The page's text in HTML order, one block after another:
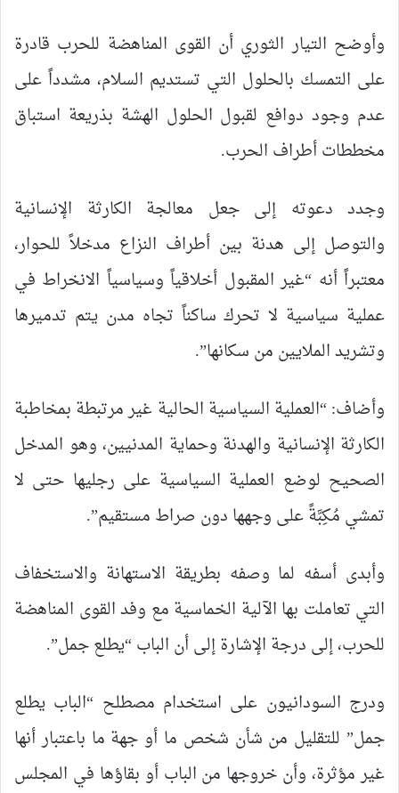
وأوضح التيار الثوري أن القوى المناهضة للحرب قادرة
على التمسك بالحلول التي تستديم السلام، مشدداً على
عدم وجود دوافع لقبول الحلول الهشة بذريعة استباق
مخططات أطراف الحرب.
وجدد دعوته إلى جعل معالجة الكارثة الإنسانية
والتوصل إلى هدنة بين أطراف النزاع مدخلاً للحوار،
معتبراً أنه “غير المقبول أخلاقياً وسياسياً الانخراط في
عملية سياسية لا تحرك ساكناً تجاه مدن يتم تدميرها
وتشريد الملايين من سكانها”.
وأضاف: “العملية السياسية الحالية غير مرتبطة بمخاطبة
الكارثة الإنسانية والهدنة وحماية المدنيين، وهو المدخل
الصحيح لوضع العملية السياسية على رجليها حتى لا
تمشي مُكِبَّةً على وجهها دون صراط مستقيم”.
وأبدى أسفه لما وصفه بطريقة الاستهانة والاستخفاف
التي تعاملت بها الآلية الخماسية مع وفد القوى المناهضة
للحرب، إلى درجة الإشارة إلى أن الباب “يطلع جمل”.
ودرج السودانيون على استخدام مصطلح “الباب يطلع
جمل” للتقليل من شأن شخص ما أو جهة ما باعتبار أنها
غير مؤثرة، وأن خروجها من الباب أو بقاؤها في المجلس